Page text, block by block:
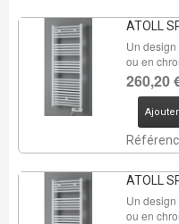
ATOLL
Un
ou en
260,20
ATOLL
Un
ou en